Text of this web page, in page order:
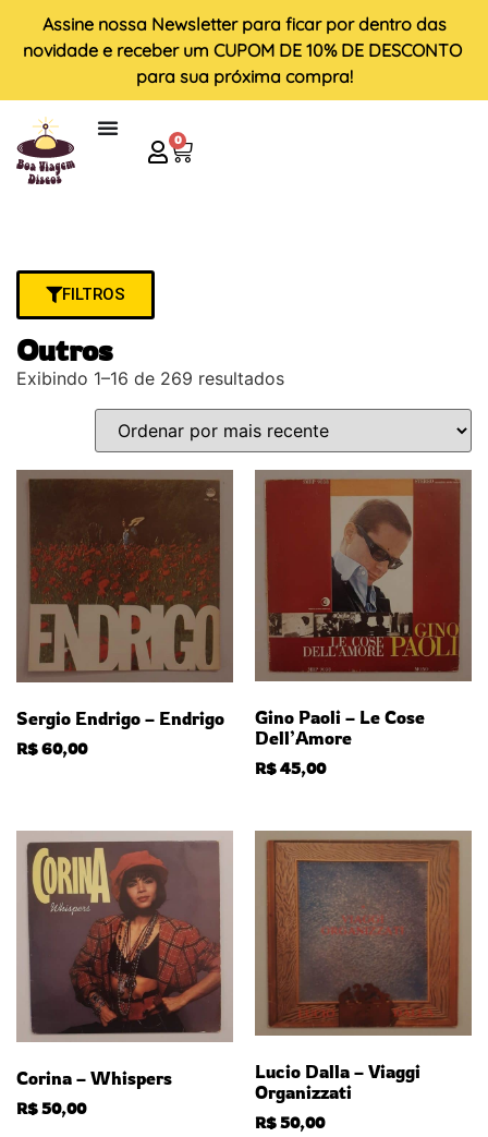
Assine nossa Newsletter para ficar por dentro das
novidade e receber um CUPOM DE 10% DE DESCONTO
para sua próxima compra!
0
FILTROS
Outros
Exibindo 1–16 de 269 resultados
Sergio Endrigo – Endrigo
R$60,00
Gino Paoli – Le Cose
Dell’Amore
R$45,00
Corina – Whispers
R$50,00
Lucio Dalla – Viaggi
Organizzati
R$50,00